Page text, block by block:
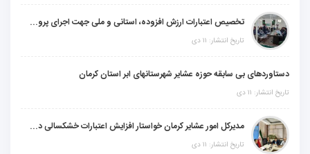
تخصیص اعتبارات ارزش افزوده، استانی و ملی جهت اجرای پروژه‌های عمرانی در شهرستان گنبکی
تاریخ انتشار: ۱۱ دی
دستاوردهای بی سابقه حوزه عشایر شهرستانهای ابر استان کرمان
تاریخ انتشار: ۱۱ دی
مدیرکل امور عشایر کرمان خواستار افزایش اعتبارات خشکسالی در سال جدید شد
تاریخ انتشار: ۱۱ دی